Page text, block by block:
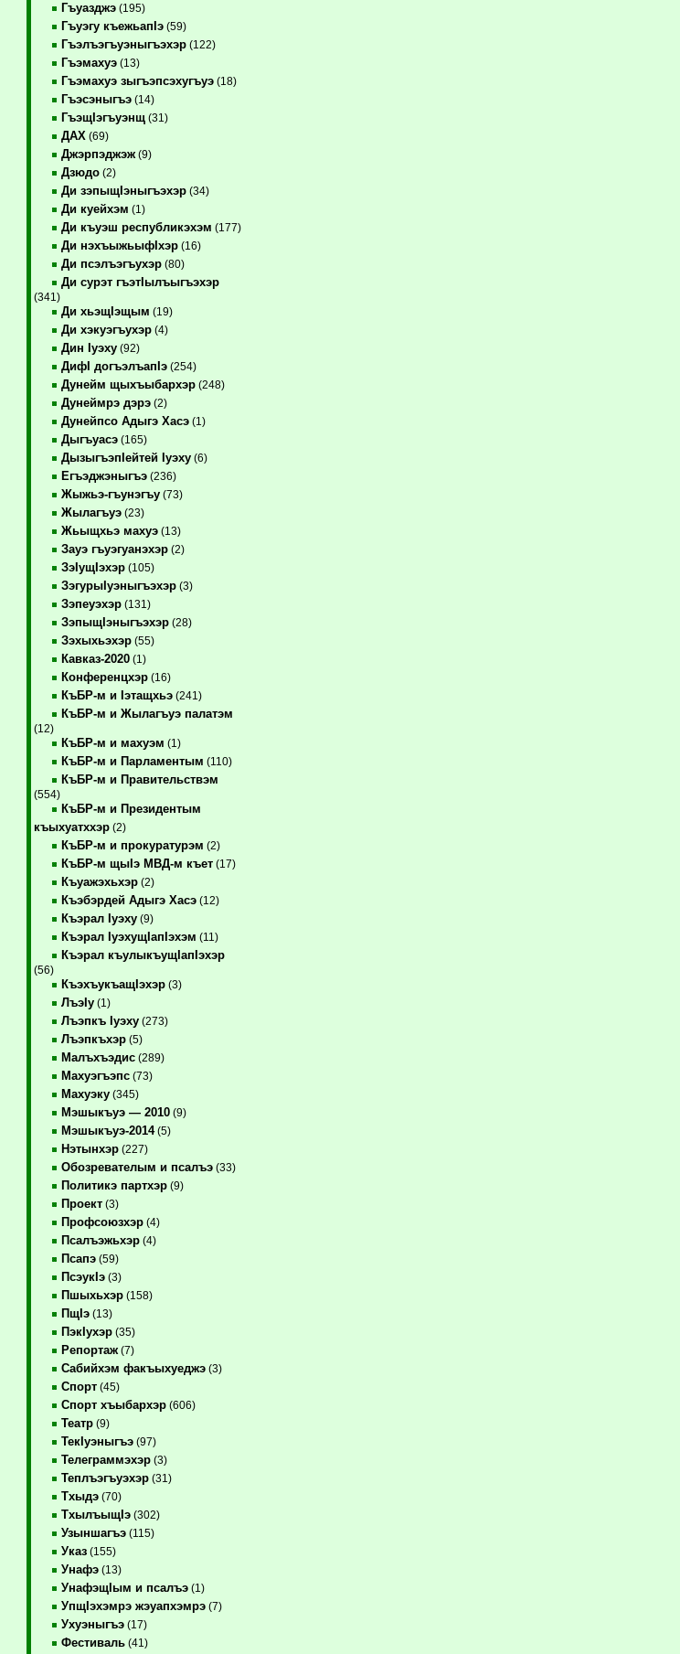
Гъуазджэ(195)
Гъуэгу къежьапIэ(59)
Гъэлъэгъуэныгъэхэр(122)
Гъэмахуэ(13)
Гъэмахуэ зыгъэпсэхугъуэ(18)
Гъэсэныгъэ(14)
ГъэщIэгъуэнщ(31)
ДАХ (69)
Джэрпэджэж(9)
Дзюдо(2)
Ди зэпыщIэныгъэхэр(34)
Ди куейхэм (1)
Ди къуэш республикэхэм (177)
Ди нэхъыжьыфIхэр(16)
Ди псэлъэгъухэр(80)
Ди сурэт гъэтIылъыгъэхэр
(341)
Ди хьэщIэщым (19)
Ди хэкуэгъухэр(4)
Дин Iуэху(92)
ДифI догъэлъапIэ(254)
Дунейм щыхъыбархэр(248)
Дунеймрэ дэрэ(2)
Дунейпсо Адыгэ Хасэ(1)
Дыгъуасэ(165)
ДызыгъэпIейтей Iуэху(6)
Егъэджэныгъэ(236)
Жыжьэ-гъунэгъу(73)
Жылагъуэ(23)
Жьыщхьэ махуэ(13)
Зауэ гъуэгуанэхэр(2)
ЗэIущIэхэр(105)
ЗэгурыIуэныгъэхэр(3)
Зэпеуэхэр(131)
ЗэпыщIэныгъэхэр(28)
Зэхыхьэхэр(55)
Кавказ-2020(1)
Конференцхэр(16)
КъБР-м и Iэтащхьэ(241)
КъБР-м и Жылагъуэ палатэм
(12)
КъБР-м и махуэм (1)
КъБР-м и Парламентым (110)
КъБР-м и Правительствэм
(554)
КъБР-м и Президентым
къыхуатххэр(2)
КъБР-м и прокуратурэм (2)
КъБР-м щыIэ МВД-м къет(17)
Къуажэхьхэр(2)
Къэбэрдей Адыгэ Хасэ(12)
Къэрал Iуэху(9)
Къэрал IуэхущIапIэхэм (11)
Къэрал къулыкъущIапIэхэр
(56)
КъэхъукъащIэхэр(3)
ЛъэIу(1)
Лъэпкъ Iуэху(273)
Лъэпкъхэр(5)
Малъхъэдис(289)
Махуэгъэпс(73)
Махуэку(345)
Мэшыкъуэ — 2010(9)
Мэшыкъуэ-2014(5)
Нэтынхэр(227)
Обозревателым и псалъэ(33)
Политикэ партхэр(9)
Проект(3)
Профсоюзхэр(4)
Псалъэжьхэр(4)
Псапэ(59)
ПсэукIэ(3)
Пшыхьхэр(158)
ПщIэ(13)
ПэкIухэр(35)
Репортаж(7)
Сабийхэм факъыхуеджэ(3)
Спорт(45)
Спорт хъыбархэр(606)
Театр(9)
ТекIуэныгъэ(97)
Телеграммэхэр(3)
Теплъэгъуэхэр(31)
Тхыдэ(70)
ТхылъыщIэ(302)
Узыншагъэ(115)
Указ(155)
Унафэ(13)
УнафэщIым и псалъэ(1)
УпщIэхэмрэ жэуапхэмрэ(7)
Ухуэныгъэ(17)
Фестиваль(41)